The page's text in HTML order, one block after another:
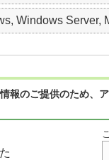
Windows Server,
情報のご提供のため